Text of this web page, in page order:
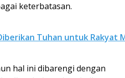
keterbatasan.
Tuhan untuk Rakyat
hal ini dibarengi dengan